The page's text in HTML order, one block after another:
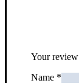
Your review
Name *